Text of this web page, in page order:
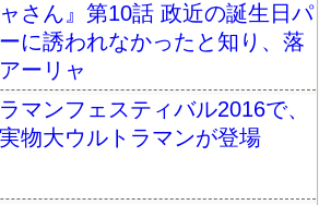
さん』第10話 政近の誕生日パ
に誘われなかったと知り、落
ーリャ
マンフェスティバル2016で、
物大ウルトラマンが登場